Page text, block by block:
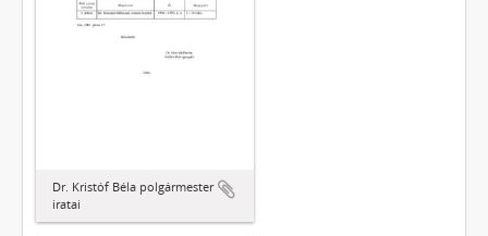
Dr. Kristóf Béla polgármester
iratai